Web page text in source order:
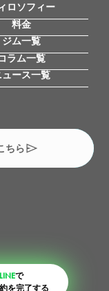
LINEで
を完了する
ロソフィー
料金
ジム一覧
ラム一覧
ュース一覧
ちら